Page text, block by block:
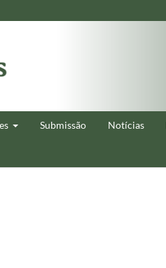
Submissão Notícias